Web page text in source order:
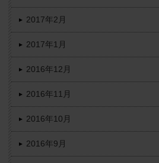
2017年2月
2017年1月
2016年12月
2016年11月
2016年10月
2016年9月